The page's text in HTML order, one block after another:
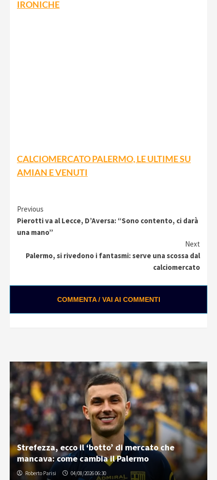
IRONICHE
CALCIOMERCATO PALERMO, LE ULTIME SU
AMIAN E VENUTI
Continue
Reading
Previous
Pierotti va al Lecce, D’Aversa: “Sono contento, ci darà
una mano”
Next
Palermo, si rivedono i fantasmi: serve una scossa dal
calciomercato
COMMENTA / VAI AI COMMENTI
Strefezza, ecco il ‘botto’ di mercato che
mancava: come cambia il Palermo
Roberto Parisi 04/08/2026 06:30